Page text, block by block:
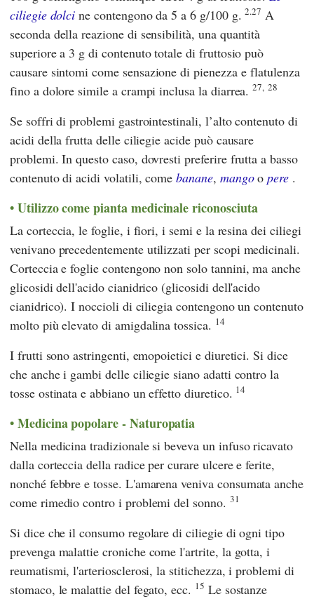
ciliegie dolci ne contengono da 5 a 6 g/100 g.2.27 A
seconda della reazione di sensibilità, una quantità
superiore a 3 g di contenuto totale di fruttosio può
causare sintomi come sensazione di pienezza e flatulenza
fino a dolore simile a crampi inclusa la diarrea.27, 28
Se soffri di problemi gastrointestinali, l’alto contenuto di
acidi della frutta delle ciliegie acide può causare
problemi. In questo caso, dovresti preferire frutta a basso
contenuto di acidi volatili, comebanane, mangoopere .
Utilizzo come pianta medicinale riconosciuta
La corteccia, le foglie, i fiori, i semi e la resina dei ciliegi
venivano precedentemente utilizzati per scopi medicinali.
Corteccia e foglie contengono non solo tannini, ma anche
glicosidi dell'acido cianidrico (glicosidi dell'acido
cianidrico). I noccioli di ciliegia contengono un contenuto
molto più elevato di amigdalina tossica. 14
I frutti sono astringenti, emopoietici e diuretici. Si dice
che anche i gambi delle ciliegie siano adatti contro la
tosse ostinata e abbiano un effetto diuretico. 14
Medicina popolare - Naturopatia
Nella medicina tradizionale si beveva un infuso ricavato
dalla corteccia della radice per curare ulcere e ferite,
nonché febbre e tosse. L'amarena veniva consumata anche
come rimedio contro i problemi del sonno. 31
Si dice che il consumo regolare di ciliegie di ogni tipo
prevenga malattie croniche come l'artrite, la gotta, i
reumatismi, l'arteriosclerosi, la stitichezza, i problemi di
stomaco, le malattie del fegato, ecc. 15 Le sostanze